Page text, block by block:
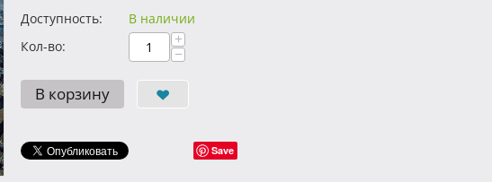
Доступность:
В наличии
Кол-во:
+
−
В корзину
Save